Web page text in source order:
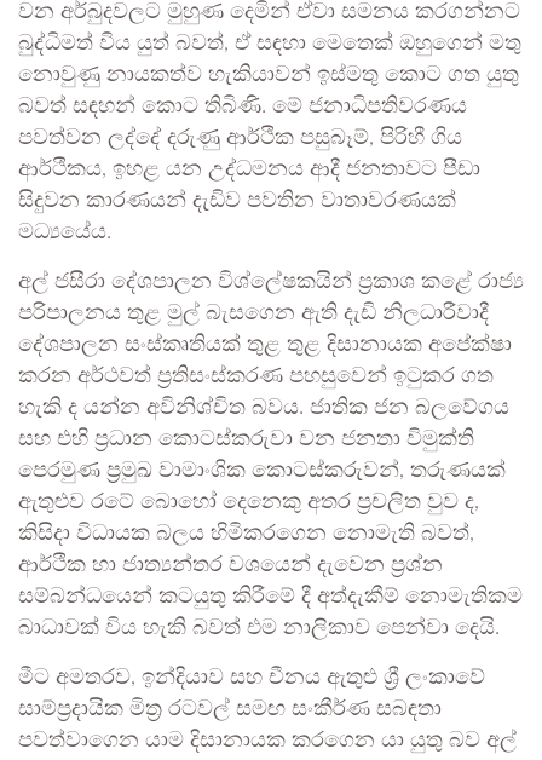
වන අර්බුදවලට මුහුණ දෙමින් ඒවා සමනය කරගන්නට
බුද්ධිමත් විය යුත් බවත්, ඒ සඳහා මෙතෙක් ඔහුගෙන් මතු
නොවුණු නායකත්ව හැකියාවන් ඉස්මතු කොට ගත යුතු
බවත් සඳහන් කොට තිබිණි. මේ ජනාධිපතිවරණය
පවත්වන ලද්දේ දරුණු ආර්ථික පසුබෑම්, පිරිහී ගිය
ආර්ථිකය, ඉහළ යන උද්ධමනය ආදී ජනතාවට පීඩා
සිදුවන කාරණයන් දැඩිව පවතින වාතාවරණයක්
මධ්‍යයේය.
අල් ජසීරා දේශපාලන විශ්ලේෂකයින් ප්‍රකාශ කළේ රාජ්‍ය
පරිපාලනය තුළ මුල් බැසගෙන ඇති දැඩි නිලධාරීවාදී
දේශපාලන සංස්කෘතියක් තුළ තුළ දිසානායක අපේක්ෂා
කරන අර්ථවත් ප්‍රතිසංස්කරණ පහසුවෙන් ඉටුකර ගත
හැකි ද යන්න අවිනිශ්චිත බවය. ජාතික ජන බලවේගය
සහ එහි ප්‍රධාන කොටස්කරුවා වන ජනතා විමුක්ති
පෙරමුණ ප්‍රමුඛ වාමාංශික කොටස්කරුවන්, තරුණයක්
ඇතුළුව රටේ බොහෝ දෙනෙකු අතර ප්‍රචලිත වුව ද,
කිසිදා විධායක බලය හිමිකරගෙන නොමැති බවත්,
ආර්ථික හා ජාත්‍යන්තර වශයෙන් දැවෙන ප්‍රශ්න
සම්බන්ධයෙන් කටයුතු කිරීමේ දී අත්දැකීම් නොමැතිකම
බාධාවක් විය හැකි බවත් එම නාලිකාව පෙන්වා දෙයි.
මීට අමතරව, ඉන්දියාව සහ චීනය ඇතුළු ශ්‍රී ලංකාවේ
සාම්ප්‍රදායික මිත්‍ර රටවල් සමඟ සංකීර්ණ සබඳතා
පවත්වාගෙන යාම දිසානායක කරගෙන යා යුතු බව අල්